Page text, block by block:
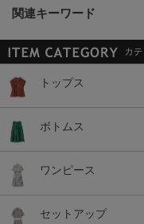
関連キーワード
トップス
ボトムス
ワンピース
セットアップ